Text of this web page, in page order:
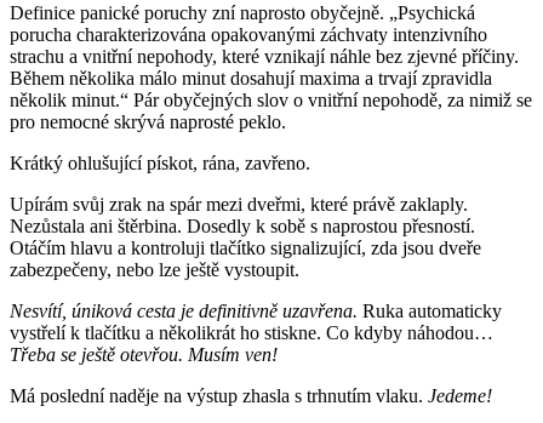
Definice panické poruchy zní naprosto obyčejně. „Psychická
porucha charakterizována opakovanými záchvaty intenzivního
strachu a vnitřní nepohody, které vznikají náhle bez zjevné příčiny.
Během několika málo minut dosahují maxima a trvají zpravidla
několik minut.“ Pár obyčejných slov o vnitřní nepohodě, za nimiž se
pro nemocné skrývá naprosté peklo.
Krátký ohlušující pískot, rána, zavřeno.
Upírám svůj zrak na spár mezi dveřmi, které právě zaklaply.
Nezůstala ani štěrbina. Dosedly k sobě s naprostou přesností.
Otáčím hlavu a kontroluji tlačítko signalizující, zda jsou dveře
zabezpečeny, nebo lze ještě vystoupit.
Nesvítí, úniková cesta je definitivně uzavřena. Ruka automaticky
vystřelí k tlačítku a několikrát ho stiskne. Co kdyby náhodou…
Třeba se ještě otevřou. Musím ven!
Má poslední naděje na výstup zhasla s trhnutím vlaku. Jedeme!